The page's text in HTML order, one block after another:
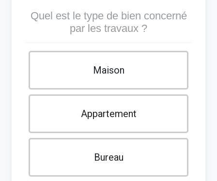
Quel est le type de bien concerné
par les travaux ?
Maison
Appartement
Bureau